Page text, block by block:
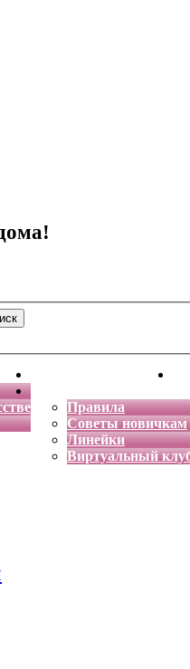
Энциклопедия кошек
Правила
Советы новичкам
Линейки
Виртуальный